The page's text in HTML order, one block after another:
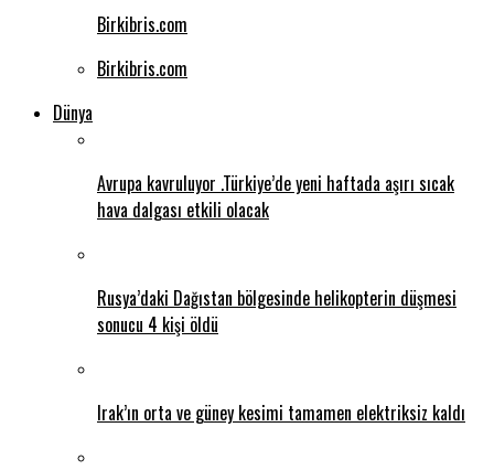
Birkibris.com
Birkibris.com
Dünya
Avrupa kavruluyor .Türkiye’de yeni haftada aşırı sıcak
hava dalgası etkili olacak
Rusya’daki Dağıstan bölgesinde helikopterin düşmesi
sonucu 4 kişi öldü
Irak’ın orta ve güney kesimi tamamen elektriksiz kaldı